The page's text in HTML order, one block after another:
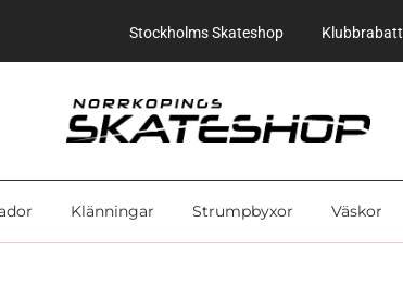
Stockholms Skateshop Klubbrabatt
Klänningar Strumpbyxor Väskor